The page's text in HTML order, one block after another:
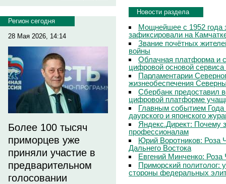
Регион сегодня
28 Мая 2026, 14:14
Более 100 тысяч
приморцев уже
приняли участие в
предварительном
голосовании
Новости раздела
Мощнейшее с 1952 года
зафиксировали на
Звание почётных
войны
Облачная платформа и
цифровой основой
Парламентарии
жизнеобеспечения
Сбербанк предоставил
цифровой платформе
Главным событием
даурского и японского
Яндекс.Директ: Почему
профессионалам
Юрий Воротников: Роза
Дальнего Востока
Евгений Минченко: Роза
Приморский политолог:
стороны федеральных